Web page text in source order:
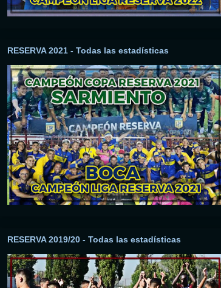
RESERVA 2021 - Todas las estadísticas
RESERVA 2019/20 - Todas las estadísticas